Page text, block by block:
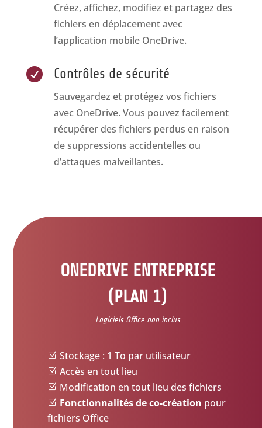
Créez, affichez, modifiez et partagez des
fichiers en déplacement avec
l’application mobile OneDrive.
 Contrôles de sécurité
Sauvegardez et protégez vos fichiers
avec OneDrive. Vous pouvez facilement
récupérer des fichiers perdus en raison
de suppressions accidentelles ou
d’attaques malveillantes.
ONEDRIVE ENTREPRISE
(PLAN 1)
Logiciels Office non inclus
Stockage : 1 To par utilisateur
Accès en tout lieu
Modification en tout lieu des fichiers
Fonctionnalités de co-création pour
fichiers Office